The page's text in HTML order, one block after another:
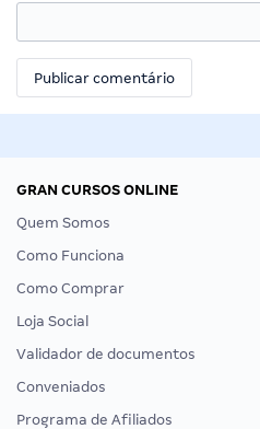
GRAN CURSOS ONLINE
Quem Somos
Como Funciona
Como Comprar
Loja Social
Validador de documentos
Conveniados
Programa de Afiliados